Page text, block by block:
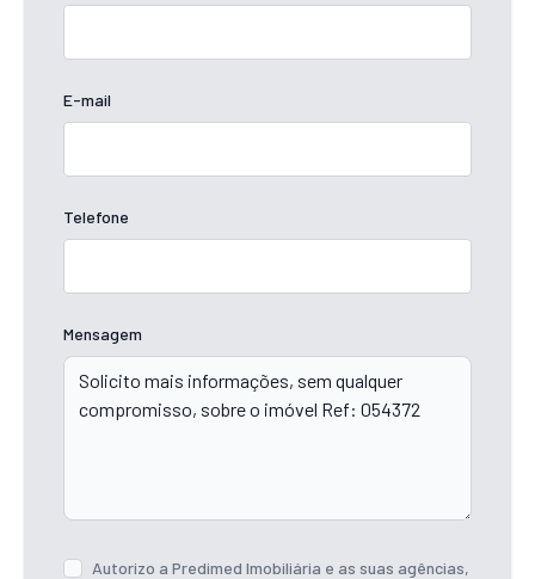
E-mail
Telefone
Mensagem
Autorizo a Predimed Imobiliária e as suas agências,